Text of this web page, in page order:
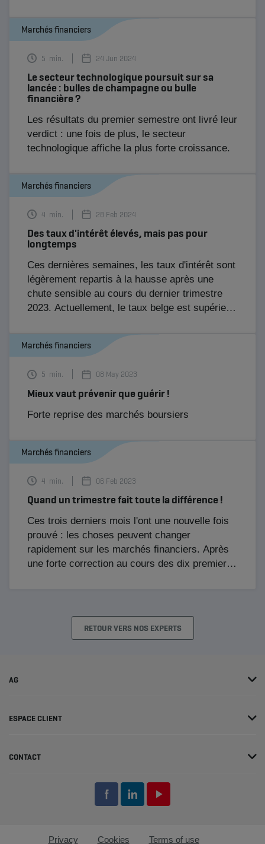
Marchés financiers
5 min. 24 Jun 2024
Le secteur technologique poursuit sur sa
lancée : bulles de champagne ou bulle
financière ?
​Les résultats du premier semestre ont livré leur
verdict : une fois de plus, le secteur
technologique affiche la plus forte croissance.
Marchés financiers
4 min. 28 Feb 2024
Des taux d'intérêt élevés, mais pas pour
longtemps
Ces dernières semaines, les taux d'intérêt sont
légèrement repartis à la hausse après une
chute sensible au cours du dernier trimestre
2023. Actuellement, le taux belge est supérieur
niveau de début d'année. Bien que cette hausse
des taux d'intérêt soit relativement faible, la
perte d'environ 1 %. Les obligations
d'entreprises peuvent quant à elles limiter les
dégâts grâce à une légère baisse des spreads
et à leur duration plus courte.​
Marchés financiers
5 min. 08 May 2023
Mieux vaut prévenir que guérir !
Forte reprise des marchés boursiers
Marchés financiers
4 min. 06 Feb 2023
Quand un trimestre fait toute la différence !
Ces trois derniers mois l'ont une nouvelle fois
prouvé : les choses peuvent changer
rapidement sur les marchés financiers. Après
une forte correction au cours des dix premiers
rendements de différentes classes d'actifs
entre début 2022 et mi-octobre, ainsi que le
RETOUR VERS NOS EXPERTS
AG
ESPACE CLIENT
CONTACT
Privacy Cookies Terms of use